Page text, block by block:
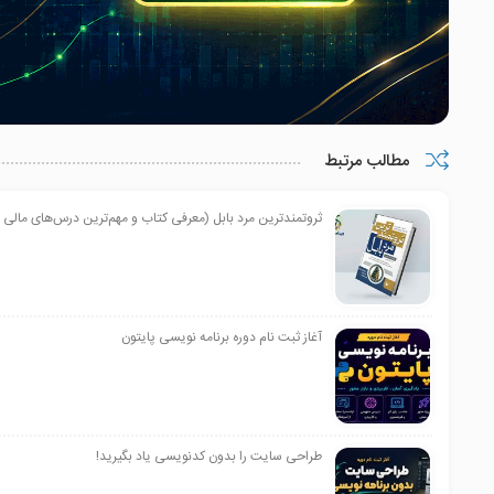
مطالب مرتبط
ثروتمندترین مرد بابل (معرفی کتاب و مهم‌ترین درس‌های
آغاز ثبت نام دوره برنامه نویسی پایتون
طراحی سایت را بدون کدنویسی یاد بگیرید!